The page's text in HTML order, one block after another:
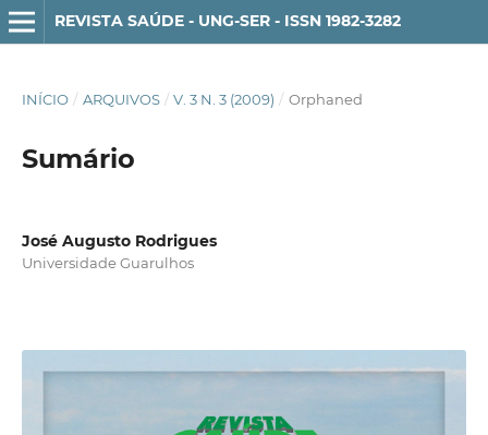
REVISTA SAÚDE - UNG-SER - ISSN 1982-3282
INÍCIO / ARQUIVOS / V. 3 N. 3 (2009) / Orphaned
Sumário
José Augusto Rodrigues
Universidade Guarulhos